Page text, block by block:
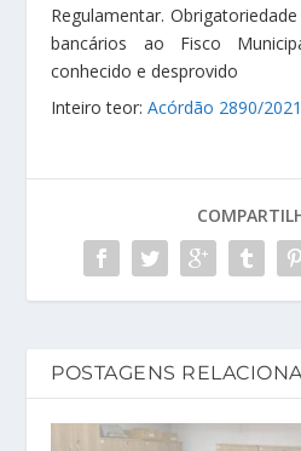
Regulamentar.
bancários ao Fisco
conhecido e desprovido
Inteiro teor:Acórdão 2890/2021
POSTAGENS